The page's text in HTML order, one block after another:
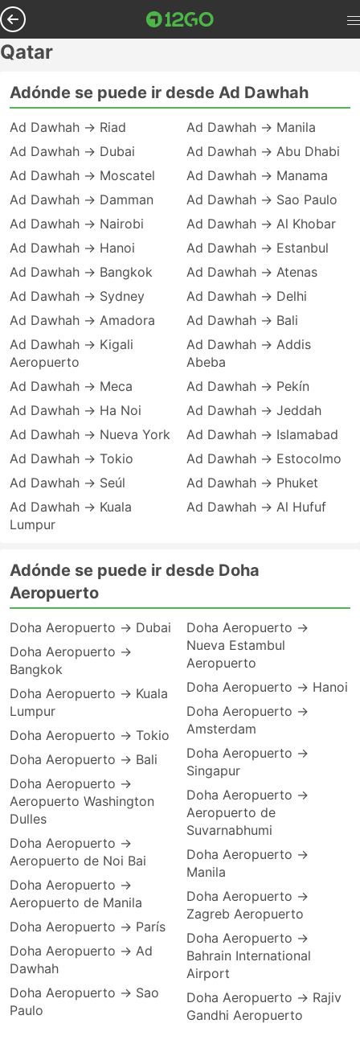
Qatar
Adónde se puede ir desde Ad Dawhah
Ad Dawhah → Riad
Ad Dawhah → Dubai
Ad Dawhah → Moscatel
Ad Dawhah → Damman
Ad Dawhah → Nairobi
Ad Dawhah → Hanoi
Ad Dawhah → Bangkok
Ad Dawhah → Sydney
Ad Dawhah → Amadora
Ad Dawhah → Kigali
Aeropuerto
Ad Dawhah → Meca
Ad Dawhah → Ha Noi
Ad Dawhah → Nueva York
Ad Dawhah → Tokio
Ad Dawhah → Seúl
Ad Dawhah → Kuala
Lumpur
Ad Dawhah → Manila
Ad Dawhah → Abu Dhabi
Ad Dawhah → Manama
Ad Dawhah → Sao Paulo
Ad Dawhah → Al Khobar
Ad Dawhah → Estanbul
Ad Dawhah → Atenas
Ad Dawhah → Delhi
Ad Dawhah → Bali
Ad Dawhah → Addis
Abeba
Ad Dawhah → Pekín
Ad Dawhah → Jeddah
Ad Dawhah → Islamabad
Ad Dawhah → Estocolmo
Ad Dawhah → Phuket
Ad Dawhah → Al Hufuf
Adónde se puede ir desde Doha
Aeropuerto
Doha Aeropuerto → Dubai
Doha Aeropuerto →
Bangkok
Doha Aeropuerto → Kuala
Lumpur
Doha Aeropuerto → Tokio
Doha Aeropuerto → Bali
Doha Aeropuerto →
Aeropuerto Washington
Dulles
Doha Aeropuerto →
Aeropuerto de Noi Bai
Doha Aeropuerto →
Aeropuerto de Manila
Doha Aeropuerto → París
Doha Aeropuerto → Ad
Dawhah
Doha Aeropuerto → Sao
Paulo
Doha Aeropuerto →
Nueva Estambul
Aeropuerto
Doha Aeropuerto → Hanoi
Doha Aeropuerto →
Amsterdam
Doha Aeropuerto →
Singapur
Doha Aeropuerto →
Aeropuerto de
Suvarnabhumi
Doha Aeropuerto →
Manila
Doha Aeropuerto →
Zagreb Aeropuerto
Doha Aeropuerto →
Bahrain International
Airport
Doha Aeropuerto → Rajiv
Gandhi Aeropuerto